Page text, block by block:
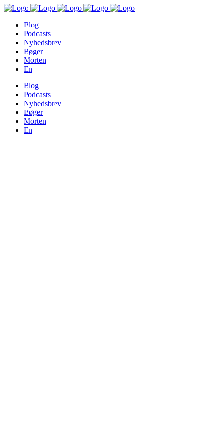
Blog
Podcasts
Nyhedsbrev
Bøger
Morten
En
Blog
Podcasts
Nyhedsbrev
Bøger
Morten
En